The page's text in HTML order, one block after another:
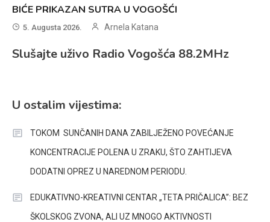
BIĆE PRIKAZAN SUTRA U VOGOŠĆI
5. Augusta 2026. Arnela Katana
Slušajte uživo Radio Vogošća 88.2MHz
U ostalim vijestima:
TOKOM SUNČANIH DANA ZABILJEŽENO POVEĆANJE
KONCENTRACIJE POLENA U ZRAKU, ŠTO ZAHTIJEVA
DODATNI OPREZ U NAREDNOM PERIODU.
EDUKATIVNO-KREATIVNI CENTAR „TETA PRIČALICA”: BEZ
ŠKOLSKOG ZVONA, ALI UZ MNOGO AKTIVNOSTI